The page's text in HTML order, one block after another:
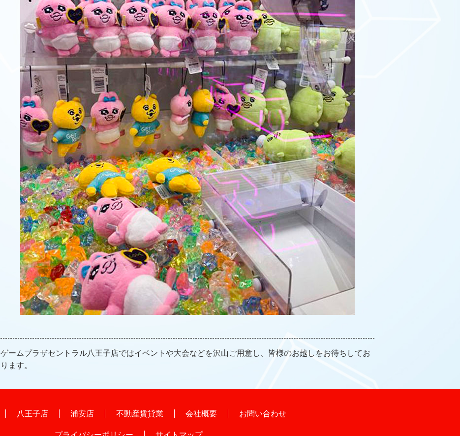
ゲームプラザセントラル八王子店ではイベントや大会などを沢山ご用意し、皆様のお越しをお待ちしてお
ります。
八王子店 浦安店 不動産賃貸業 会社概要 お問い合わせ